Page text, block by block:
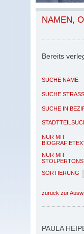
NAMEN,
Bereits
SUCHE NAME
SUCHE
SUCHE IN
NUR MIT
NUR MIT
SORTIERUNG
zurück zur
PAULA